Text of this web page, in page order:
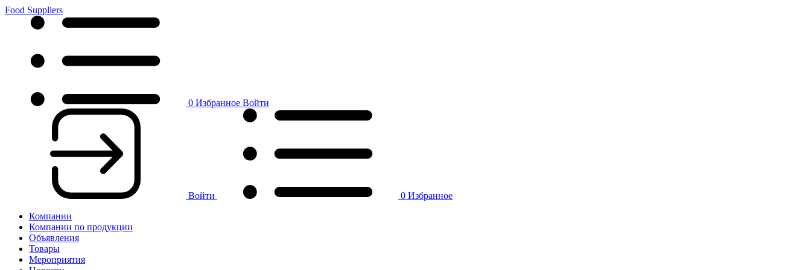
Food Suppliers
0 Избранное Войти
Войти 0 Избранное
Компании
Компании по продукции
Объявления
Товары
Мероприятия